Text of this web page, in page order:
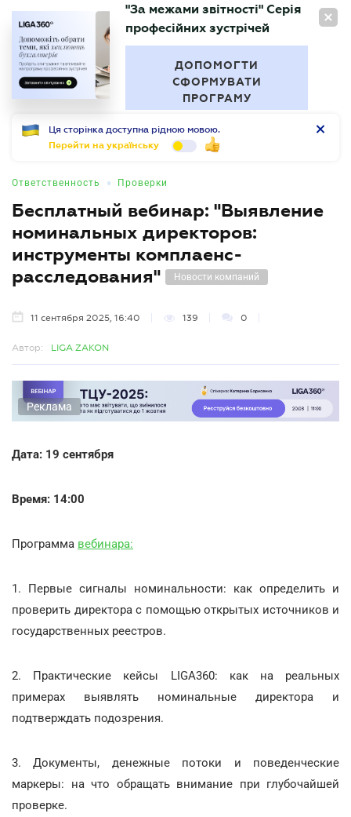
RU
БУХГАЛТЕР
"За межами звітності" Серія
професійних зустрічей
ДОПОМОГТИ
СФОРМУВАТИ
ПРОГРАМУ
Ця сторінка доступна рідною мовою.
Перейти на українську
Ответственность • Проверки
Бесплатный вебинар: "Выявление
номинальных директоров:
инструменты комплаенс-
расследования"
Новости компаний
11 сентября 2025, 16:40 139 0
Автор: LIGA ZAKON
Реклама
Дата: 19 сентября
Время: 14:00
Программа вебинара:
1. Первые сигналы номинальности: как определить и
проверить директора с помощью открытых источников и
государственных реестров.
2. Практические кейсы LIGA360: как на реальных
примерах выявлять номинальные директора и
подтверждать подозрения.
3. Документы, денежные потоки и поведенческие
маркеры: на что обращать внимание при глубочайшей
проверке.